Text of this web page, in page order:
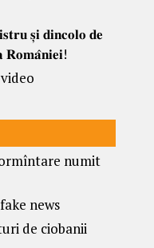
𝐬̦𝐢 𝐝𝐢𝐧𝐜𝐨𝐥𝐨 𝐝𝐞
𝐑𝐨𝐦𝐚̂𝐧𝐢𝐞𝐢!
numit
news
de ciobanii